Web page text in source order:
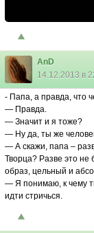
AnD
14.12.2013 в
- Папа, а правда, что
— Правда.
— Значит и я тоже?
— Ну да, ты же
— А скажи, папа –
Творца? Разве это не
образ, цельный и
— Я понимаю, к чему
идти стричься.